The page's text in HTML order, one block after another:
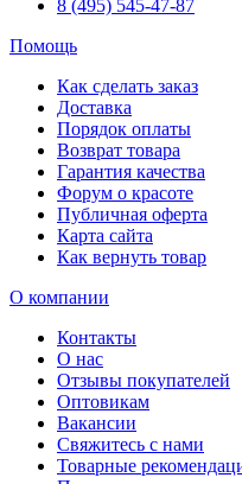
8 (495) 545-47-87
Помощь
Как сделать заказ
Доставка
Порядок оплаты
Возврат товара
Гарантия качества
Форум о красоте
Публичная оферта
Карта сайта
Как вернуть товар
О компании
Контакты
О нас
Отзывы покупателей
Оптовикам
Вакансии
Свяжитесь с нами
Товарные